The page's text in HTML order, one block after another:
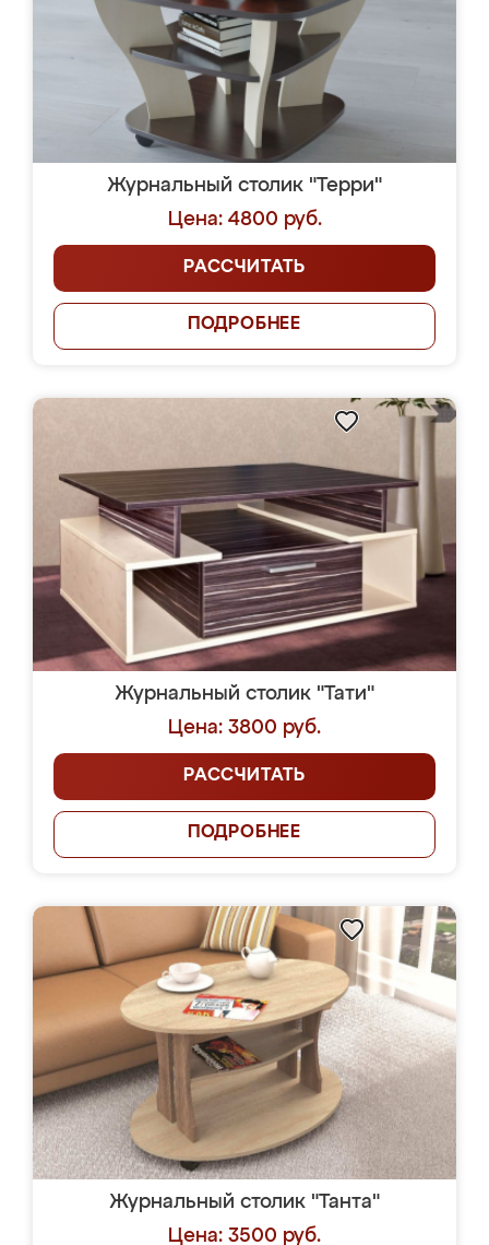
Журнальный столик "Терри"
Цена: 4800 руб.
РАССЧИТАТЬ
ПОДРОБНЕЕ
Журнальный столик "Тати"
Цена: 3800 руб.
РАССЧИТАТЬ
ПОДРОБНЕЕ
Журнальный столик "Танта"
Цена: 3500 руб.